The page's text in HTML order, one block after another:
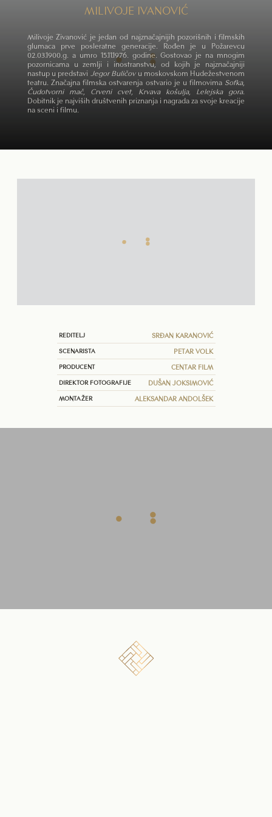
MILIVOJE IVANOVIĆ
Milivoje Živanović je jedan od najznačajnijih pozorišnih i filmskih
glumaca prve posleratne generacije. Rođen je u Požarevcu
02.03.1900.g. a umro 15.11.1976. godine. Gostovao je na mnogim
pozornicama u zemlji i inostranstvu, od kojih je najznačajniji
nastup u predstavi
Jegor Buličovu moskovskom Hudežestvenom
teatru. Značajna filmska ostvarenja ostvario je u filmovima Sofka,
Čudotvorni mač, Crveni cvet, Krvava košulja, Lelejska gora.
Dobitnik je najviših društvenih priznanja i nagrada za svoje kreacije
na sceni i filmu.
REDITELJ SRĐAN KARANOVIĆ
SCENARISTA PETAR VOLK
PRODUCENT CENTAR FILM
DIREKTOR FOTOGRAFIJE DUŠAN JOKSIMOVIĆ
MONTAŽER ALEKSANDAR ANDOLŠEK